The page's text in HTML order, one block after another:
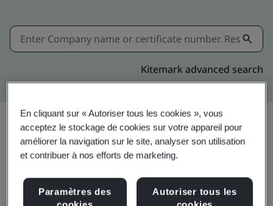
Kitemark advanced search
Partager:
En cliquant sur « Autoriser tous les cookies », vous
acceptez le stockage de cookies sur votre appareil pour
améliorer la navigation sur le site, analyser son utilisation
et contribuer à nos efforts de marketing.
Paramètres des
Autoriser tous les